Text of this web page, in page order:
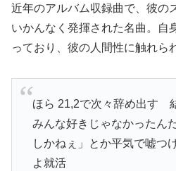
近年のアルバム収録曲で、彼の
いかんなく発揮された名曲。自
っており、彼の人間性に触れら
ほら 21,2で次々辞め出す
みんな好きじゃなかった
しかねぇ」とか平気で嘘
よ就活